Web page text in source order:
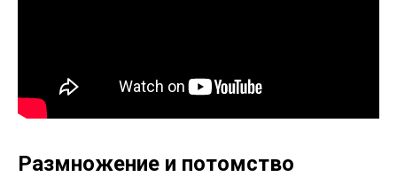
Размножение и потомство